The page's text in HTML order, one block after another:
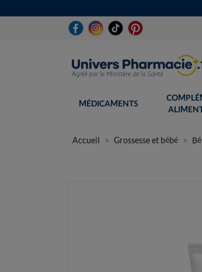
MÉDICAMENTS
Accueil Grossesse et bébé